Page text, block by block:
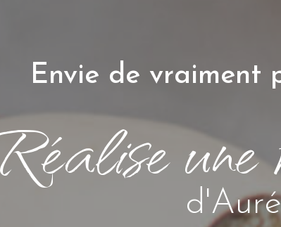
Envie de vraiment
une